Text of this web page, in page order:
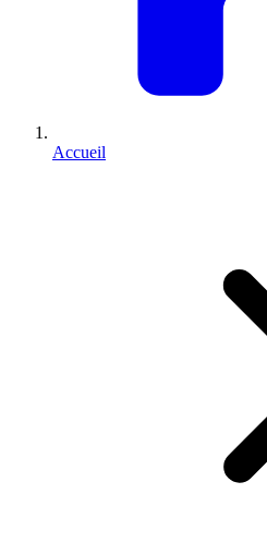
Accueil